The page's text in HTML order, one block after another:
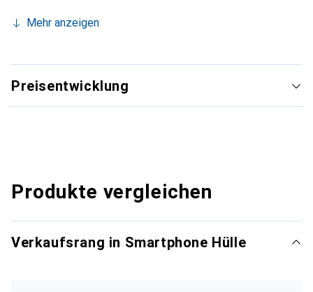
Mehr anzeigen
Preisentwicklung
Produkte vergleichen
Verkaufsrang in Smartphone Hülle